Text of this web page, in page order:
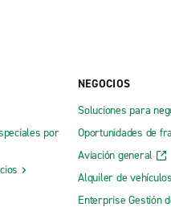
por
NEGOCIOS
Soluciones para
Oportunidades de
Aviación general
Alquiler de
Enterprise Gestión